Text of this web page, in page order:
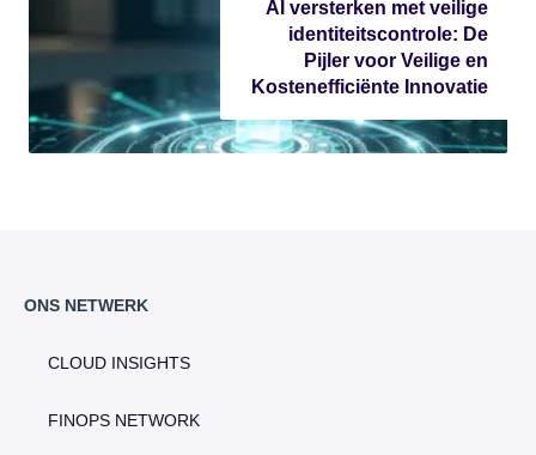
AI versterken met veilige
identiteitscontrole: De
Pijler voor Veilige en
Kostenefficiënte Innovatie
ONS NETWERK
CLOUD INSIGHTS
FINOPS NETWORK